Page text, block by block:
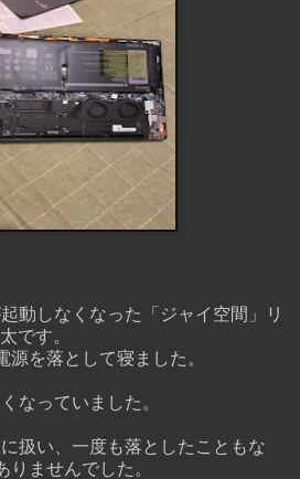
動しなくなった「ジャイ空間」リ
です。
を落として寝ました。
なっていました。
扱い、一度も落としたこともな
りませんでした。